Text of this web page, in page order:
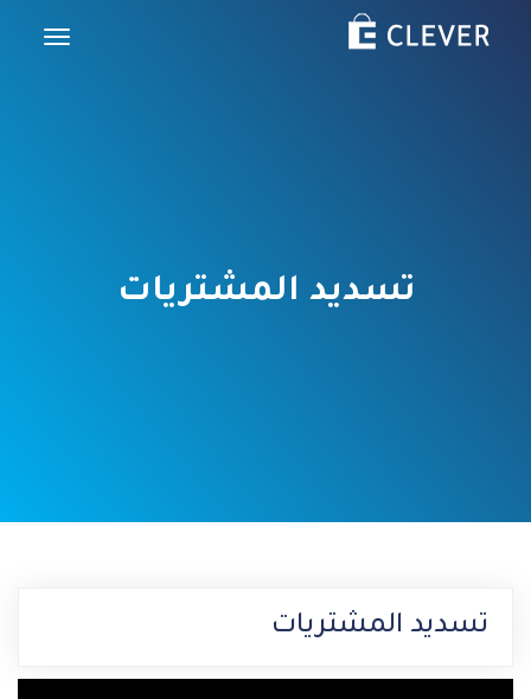
تسديد المشتريات
تسديد المشتريات